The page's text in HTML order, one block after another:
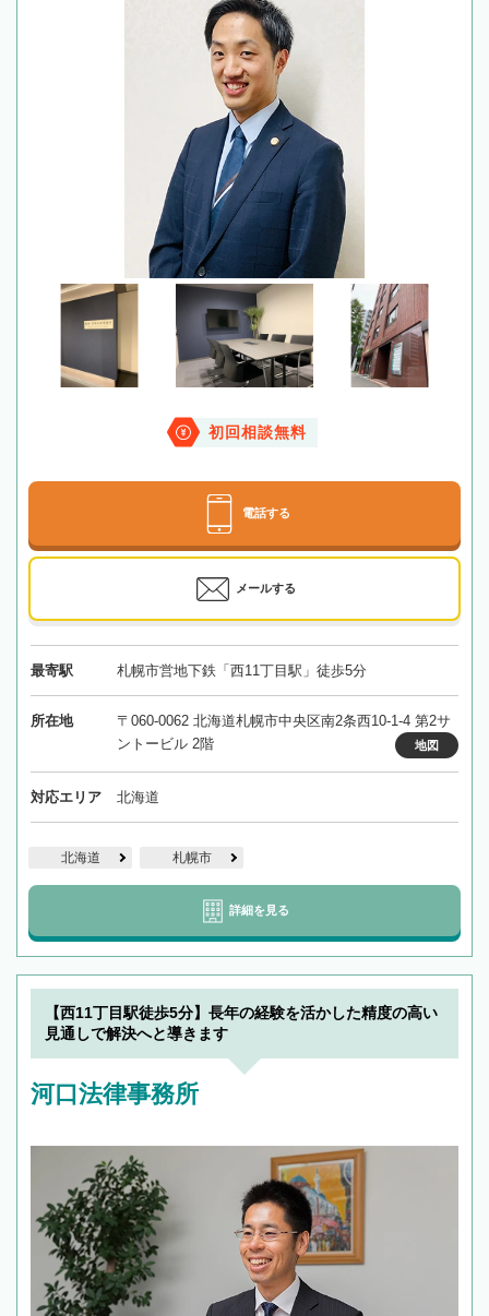
初回相談無料
電話する
メールする
最寄駅 札幌市営地下鉄「西11丁目駅」徒歩5分
所在地
〒060-0062 北海道札幌市中央区南2条西10-1-4 第2サ
ントービル 2階
地図
対応エリア 北海道
北海道 札幌市
詳細を見る
【西11丁目駅徒歩5分】長年の経験を活かした精度の高い
見通しで解決へと導きます
河口法律事務所